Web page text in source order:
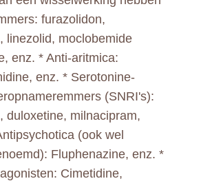
furazolidon,
linezolid, moclobemide
enz. * Anti-aritmica:
enz. * Serotonine-
(SNRI's):
duloxetine, milnacipram,
(ook wel
Fluphenazine, enz. *
Cimetidine,